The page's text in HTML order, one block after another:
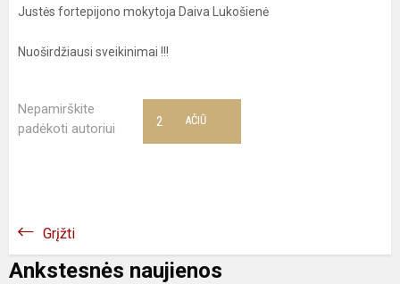
Justės fortepijono mokytoja Daiva Lukošienė
Nuoširdžiausi sveikinimai !!!
Nepamirškite
padėkoti autoriui
AČIŪ
2
Grįžti
Ankstesnės naujienos